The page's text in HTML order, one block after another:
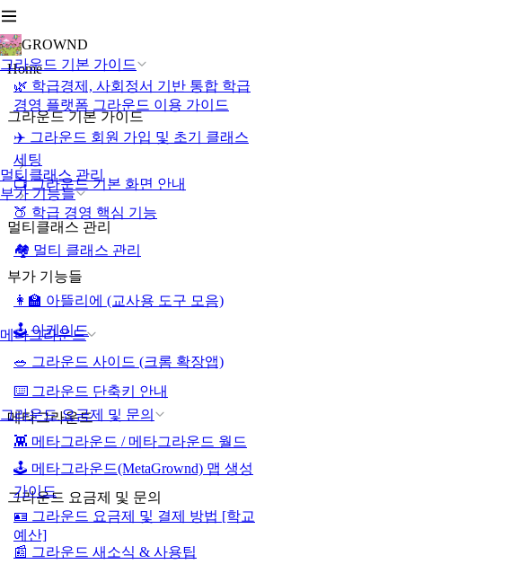
GROWND
그라운드 기본 가이드
멀티클래스 관리
부가 기능들
메타그라운드
그라운드 요금제 및 문의
Home
🌿 학급경제, 사회정서 기반 통합 학급
경영 플랫폼 그라운드 이용 가이드
그라운드 기본 가이드
✈️ 그라운드 회원 가입 및 초기 클래스
세팅
📺 그라운드 기본 화면 안내
🍑 학급 경영 핵심 기능
멀티클래스 관리
🏘️ 멀티 클래스 관리
부가 기능들
👩‍🏫 아뜰리에 (교사용 도구 모음)
🕹️ 아케이드
🥗 그라운드 사이드 (크롬 확장앱)
⌨️ 그라운드 단축키 안내
메타그라운드
👾 메타그라운드 / 메타그라운드 월드
🕹️ 메타그라운드(MetaGrownd) 맵 생성
가이드
그라운드 요금제 및 문의
🪪 그라운드 요금제 및 결제 방법 [학교
예산]
📰 그라운드 새소식 & 사용팁